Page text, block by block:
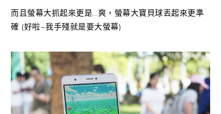
而且螢幕大抓起來更是…爽，螢幕大寶貝球丟起來更準
確 (好啦~我手殘就是要大螢幕)